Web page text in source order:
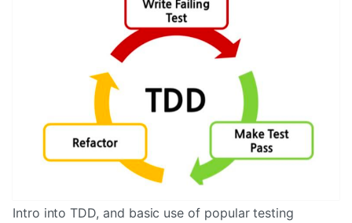
Intro into TDD, and basic use of popular testing